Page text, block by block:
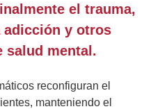
el trauma,
adicción y otros
salud mental.
reconfiguran el
manteniendo el